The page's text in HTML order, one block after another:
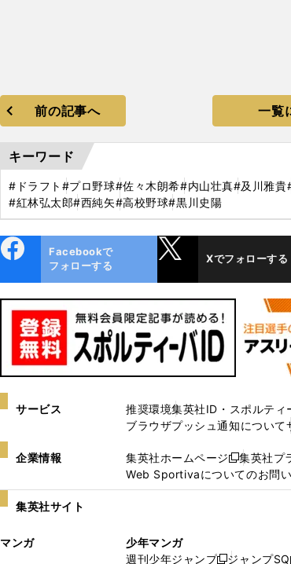
前の記事へ 一覧
キーワード
#ドラフト #プロ野球#佐々木朗希#内山壮真#及川雅貴
#紅林弘太郎#西純矢#高校野球#黒川史陽
ok
Facebookで
フォローする
Xでフォローする
サービス 推奨環境集英社ID・スポルティ
ブラウザプッシュ通知について
企業情報 集英社ホームページ
新
し
い
ド
集英社プ
Web Sportivaについてのお問
集英社サイト
マンガ
少年マンガ
週刊少年ジャンプ
ジャンプSQ